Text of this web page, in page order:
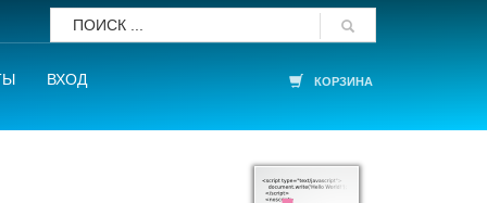
ВХОД КОРЗИНА